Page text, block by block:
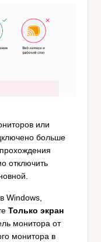
или
больше
отключить
Windows,
Только экран
монитора от
монитора в